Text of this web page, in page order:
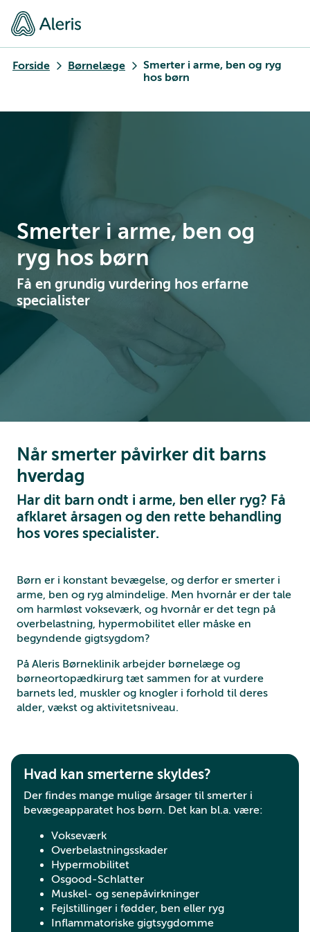
Forside Børnelæge
Smerter i arme, ben og ryg
hos børn
Smerter i arme, ben og
ryg hos børn
Få en grundig vurdering hos erfarne
specialister
Når smerter påvirker dit barns
hverdag
Har dit barn ondt i arme, ben eller ryg? Få
afklaret årsagen og den rette behandling
hos vores specialister.
Børn er i konstant bevægelse, og derfor er smerter i
arme, ben og ryg almindelige. Men hvornår er der tale
om harmløst vokseværk, og hvornår er det tegn på
overbelastning, hypermobilitet eller måske en
begyndende gigtsygdom?
På Aleris Børneklinik arbejder børnelæge og
børneortopædkirurg tæt sammen for at vurdere
barnets led, muskler og knogler i forhold til deres
alder, vækst og aktivitetsniveau.
Hvad kan smerterne skyldes?
Der findes mange mulige årsager til smerter i
bevægeapparatet hos børn. Det kan bl.a. være:
Vokseværk
Overbelastningsskader
Hypermobilitet
Osgood-Schlatter
Muskel- og senepåvirkninger
Fejlstillinger i fødder, ben eller ryg
Inflammatoriske gigtsygdomme